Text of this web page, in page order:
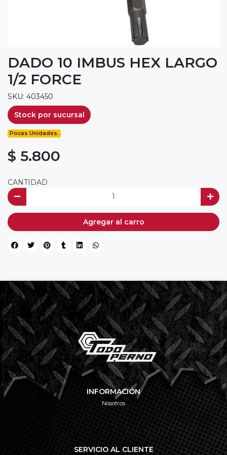
DADO 10 IMBUS HEX LARGO
1/2 FORCE
SKU: 403450
Stock por sucursal
Pocas Unidades.
$ 5.800
CANTIDAD
Agregar al carro
INFORMACIÓN
Nosotros
SERVICIO AL CLIENTE